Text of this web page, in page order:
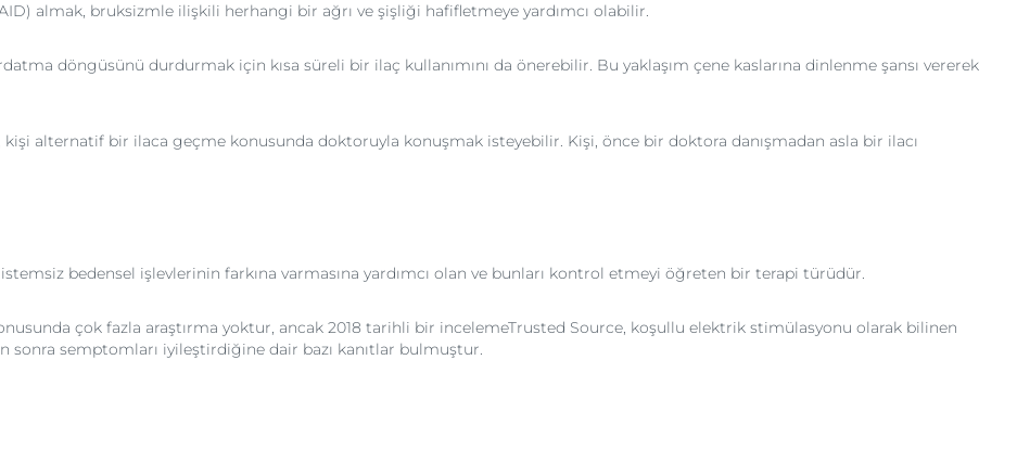
almak, bruksizmle ilişkili herhangi bir ağrı ve şişliği hafifletmeye yardımcı olabilir.
döngüsünü durdurmak için kısa süreli bir ilaç kullanımını da önerebilir. Bu yaklaşım çene kaslarına dinlenme şansı vererek
alternatif bir ilaca geçme konusunda doktoruyla konuşmak isteyebilir. Kişi, önce bir doktora danışmadan asla bir ilacı
bedensel işlevlerinin farkına varmasına yardımcı olan ve bunları kontrol etmeyi öğreten bir terapi türüdür.
çok fazla araştırma yoktur, ancak 2018 tarihli bir incelemeTrusted Source, koşullu elektrik stimülasyonu olarak bilinen
sonra semptomları iyileştirdiğine dair bazı kanıtlar bulmuştur.